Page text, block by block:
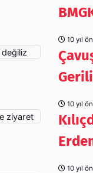
10 yıl
10 yıl
10 yıl